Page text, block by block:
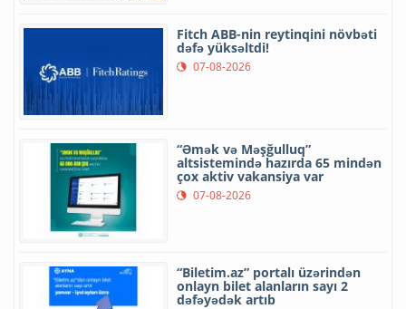
Fitch ABB-nin reytinqini növbəti
dəfə yüksəltdi!
07-08-2026
“Əmək və Məşğulluq”
altsistemində hazırda 65 mindən
çox aktiv vakansiya var
07-08-2026
“Biletim.az” portalı üzərindən
onlayn bilet alanların sayı 2
dəfəyədək artıb